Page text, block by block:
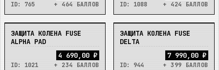
ID: 765 + 464 БАЛЛОВ ID: 1088 + 424 БАЛЛОВ
НЕТ
ЗАЩИТА КОЛЕНА FUSE
ALPHA PAD
ID: 1021
4 690,00 ₽
+ 234 БАЛЛОВ
НЕТ
ЗАЩИТА КОЛЕНА FUSE
DELTA
ID: 944
7 990,00 ₽
+ 399 БАЛЛОВ